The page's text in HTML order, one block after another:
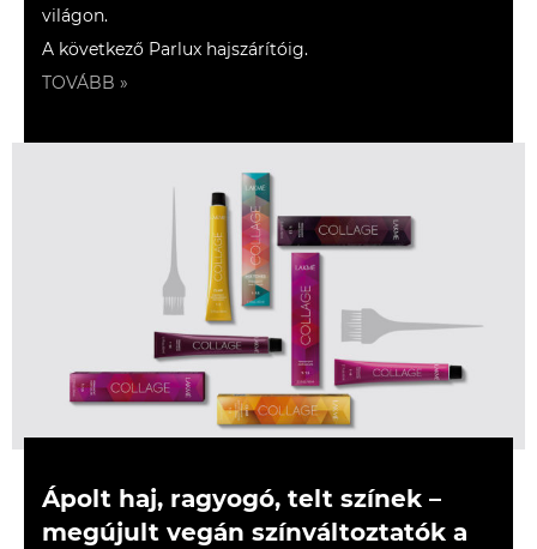
világon.
A következő Parlux hajszárítóig.
TOVÁBB »
Ápolt haj, ragyogó, telt színek –
megújult vegán színváltoztatók a